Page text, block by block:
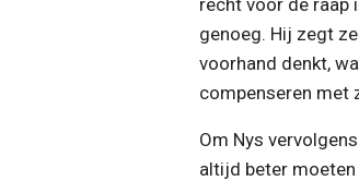
genoeg. Hij zegt
voorhand denkt,
compenseren met
Om Nys
altijd beter